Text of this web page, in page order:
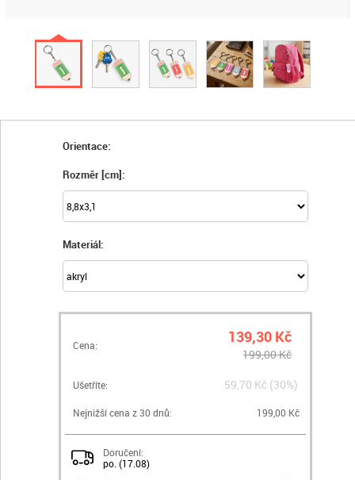
Orientace:
Rozměr [cm]:
Materiál:
Cena: 139,30 Kč
199,00 Kč
Ušetříte: 59,70 Kč (30%)
Nejnižší cena z 30 dnů: 199,00 Kč
Doručení:
po. (17.08)